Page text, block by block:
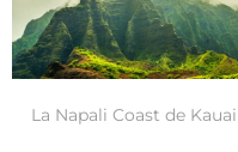
La Napali Coast de Kauai